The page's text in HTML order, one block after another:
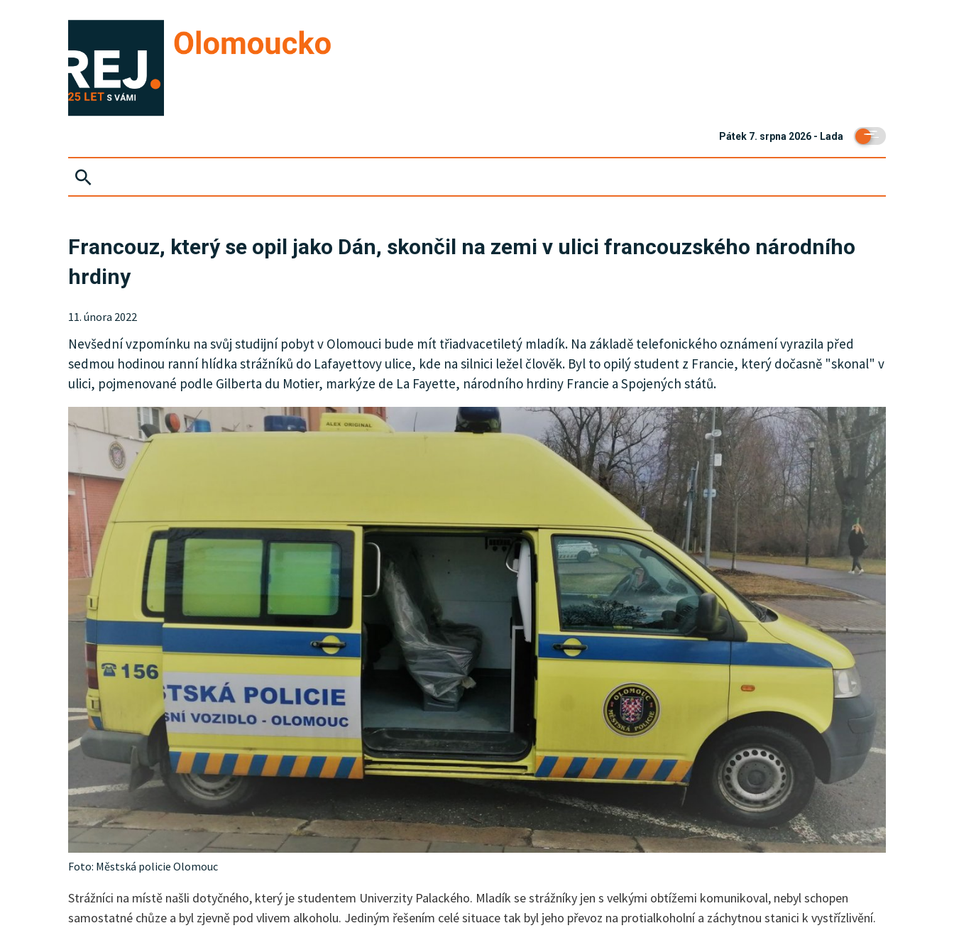
Pátek 7. srpna 2026 - Lada
KULTURA
SPOLEČNOST
HISTORIE
INZERCE
ARCHIV
Francouz, který se opil jako Dán, skončil na zemi v ulici francouzského národního
hrdiny
11. února 2022
Nevšední vzpomínku na svůj studijní pobyt v Olomouci bude mít třiadvacetiletý mladík. Na základě telefonického oznámení vyrazila před
sedmou hodinou ranní hlídka strážníků do Lafayettovy ulice, kde na silnici ležel člověk. Byl to opilý student z Francie, který dočasně "skonal" v
ulici, pojmenované podle Gilberta du Motier, markýze de La Fayette, národního hrdiny Francie a Spojených států.
Foto: Městská policie Olomouc
Strážníci na místě našli dotyčného, který je studentem Univerzity Palackého. Mladík se strážníky jen s velkými obtížemi komunikoval, nebyl schopen
samostatné chůze a byl zjevně pod vlivem alkoholu. Jediným řešením celé situace tak byl jeho převoz na protialkoholní a záchytnou stanici k vystřízlivění.